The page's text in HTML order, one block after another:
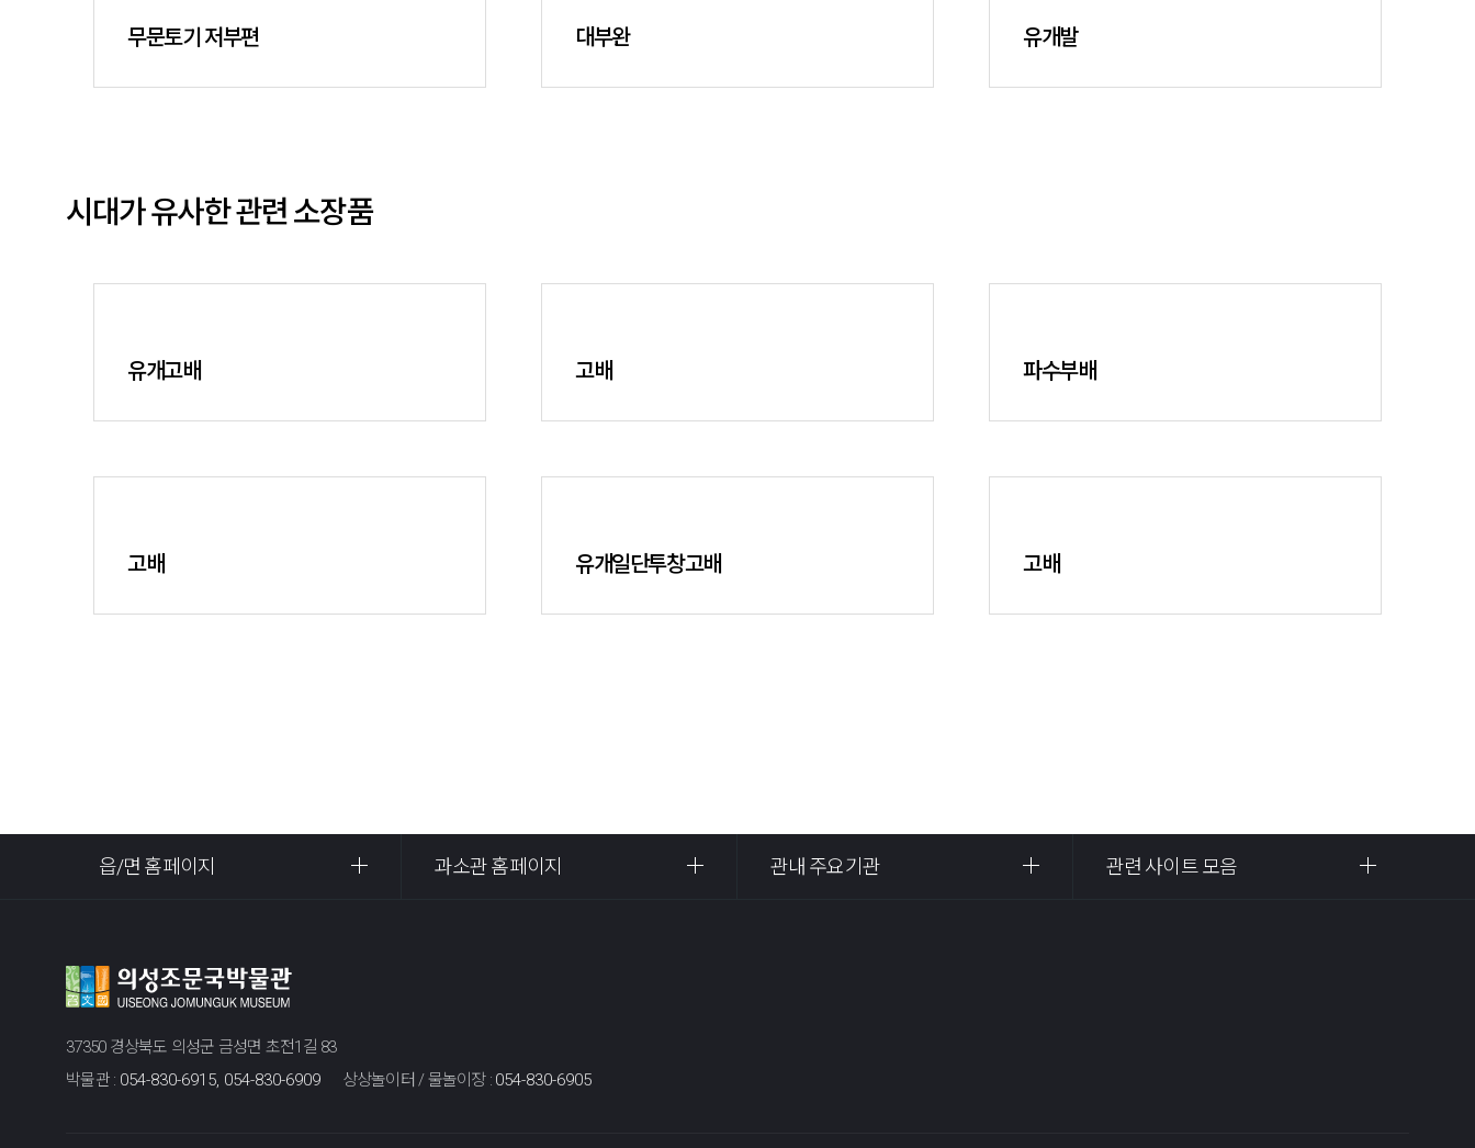
무문토기 저부편 대부완 유개발
시대가 유사한 관련 소장품
유개고배 고배 파수부배
고배 유개일단투창고배 고배
읍/면 홈페이지 과소관 홈페이지 관내 주요기관 관련 사이트 모음
37350 경상북도 의성군 금성면 초전1길 83
박물관 : 054-830-6915, 054-830-6909 상상놀이터 / 물놀이장 : 054-830-6905